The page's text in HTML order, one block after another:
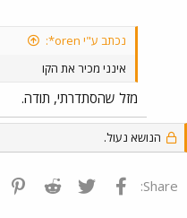
נכתב ע"י oren*:
אינני מכיר את הקו
מזל שהסתדרתי, תודה.
הנושא נעול.
Share: פייסבוק Twitter
Reddit